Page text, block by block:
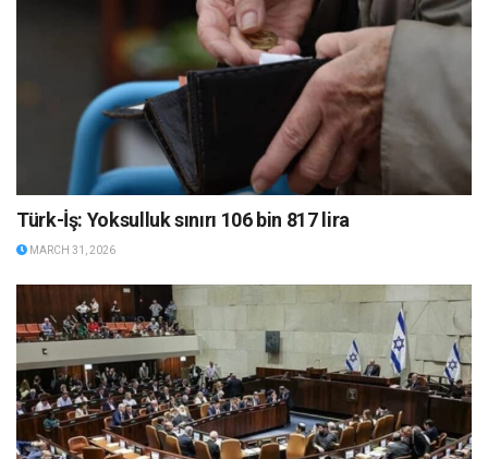
Türk-İş: Yoksulluk sınırı 106 bin 817 lira
MARCH 31, 2026